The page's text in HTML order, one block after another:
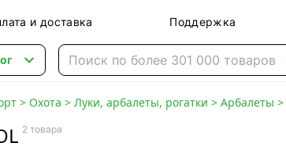
и доставка Поддержка

> Охота > Луки, арбалеты, рогатки > Арбалеты >
2 товара